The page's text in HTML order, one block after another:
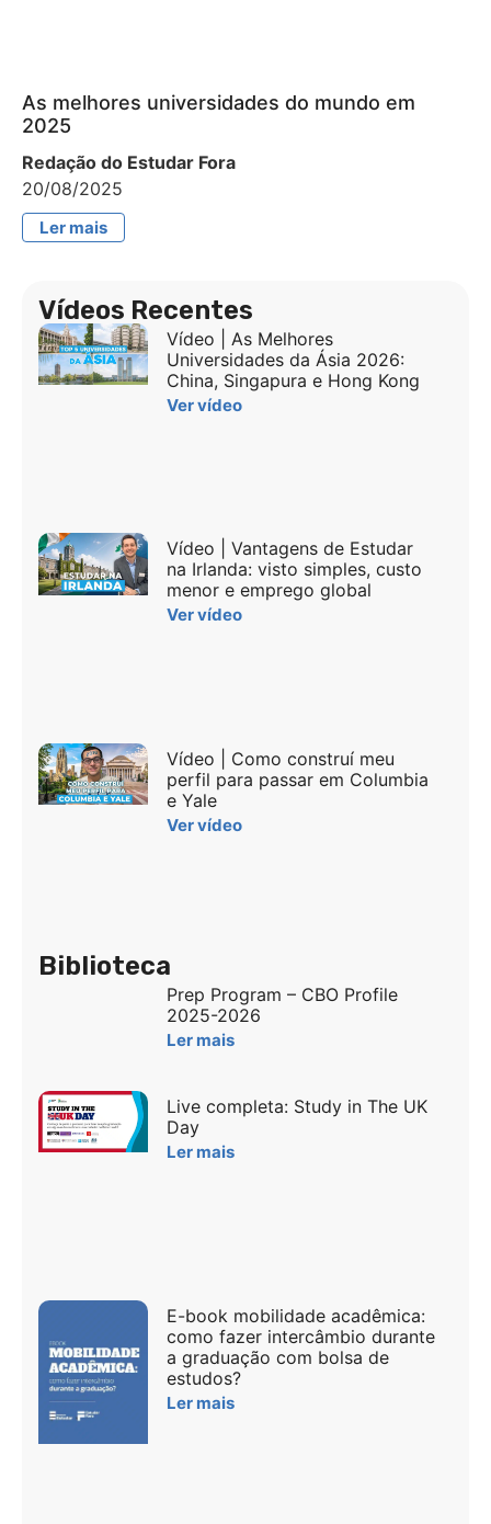
As melhores universidades do mundo em
2025
Redação do Estudar Fora
20/08/2025
Ler mais
Vídeos Recentes
Vídeo | As Melhores
Universidades da Ásia 2026:
China, Singapura e Hong Kong
Ver vídeo
Vídeo | Vantagens de Estudar
na Irlanda: visto simples, custo
menor e emprego global
Ver vídeo
Vídeo | Como construí meu
perfil para passar em Columbia
e Yale
Ver vídeo
Biblioteca
Prep Program – CBO Profile
2025-2026
Ler mais
Live completa: Study in The UK
Day
Ler mais
E-book mobilidade acadêmica:
como fazer intercâmbio durante
a graduação com bolsa de
estudos?
Ler mais